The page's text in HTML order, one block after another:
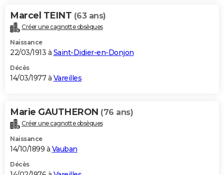
Marcel TEINT (63 ans)
Créer une cagnotte obsèques
Naissance
22/03/1913 à Saint-Didier-en-Donjon
Décès
14/03/1977 à Vareilles
Marie GAUTHERON (76 ans)
Créer une cagnotte obsèques
Naissance
14/10/1899 à Vauban
Décès